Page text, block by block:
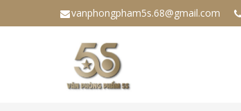
vanphongpham5s.68@gmail.com